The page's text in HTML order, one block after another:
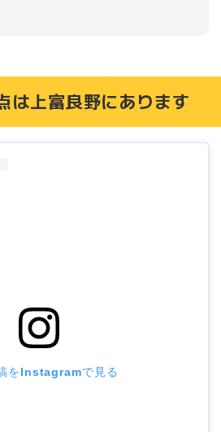
は上富良野にあります
をInstagramで見る